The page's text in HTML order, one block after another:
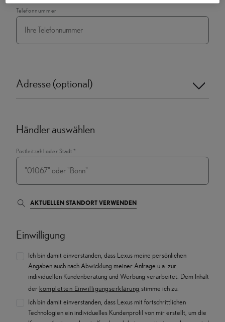
Telefonnummer
Adresse (optional)
Händler auswählen
Postleitzahl oder Stadt *
AKTUELLEN STANDORT VERWENDEN
Einwilligung
Ich bin damit einverstanden, dass Lexus meine persönlichen
Angaben auch nach Abwicklung meiner Anfrage u.a. zur
individuellen Kundenberatung und Werbung verarbeitet. Dem Inhalt
der kompletten Einwilligungserklärung stimme ich zu.
Ich bin damit einverstanden, dass Lexus mit fortschrittlichen
Technologien ein individuelles Kundenprofil von mir erstellt, um die